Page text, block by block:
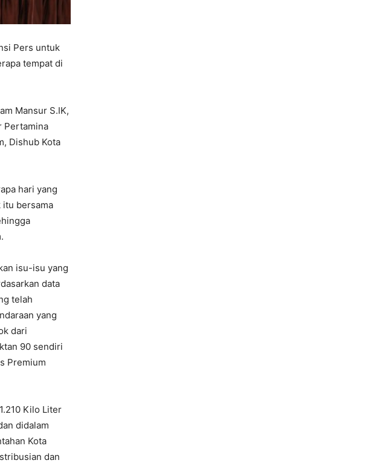
Pers untuk
tempat di
Mansur S.IK,
Pertamina
Dishub Kota
hari yang
itu bersama
isu-isu yang
data
telah
yang
dari
90 sendiri
Premium
Kilo Liter
didalam
Kota
dan